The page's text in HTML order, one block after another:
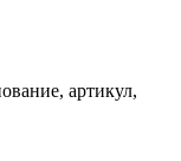
артикул,